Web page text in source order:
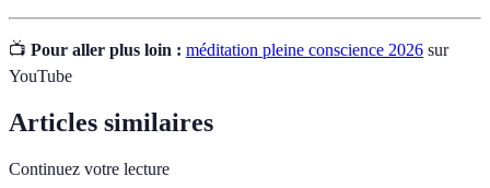
📺 Pour aller plus loin : méditation pleine conscience 2026 sur
YouTube
Articles similaires
Continuez votre lecture